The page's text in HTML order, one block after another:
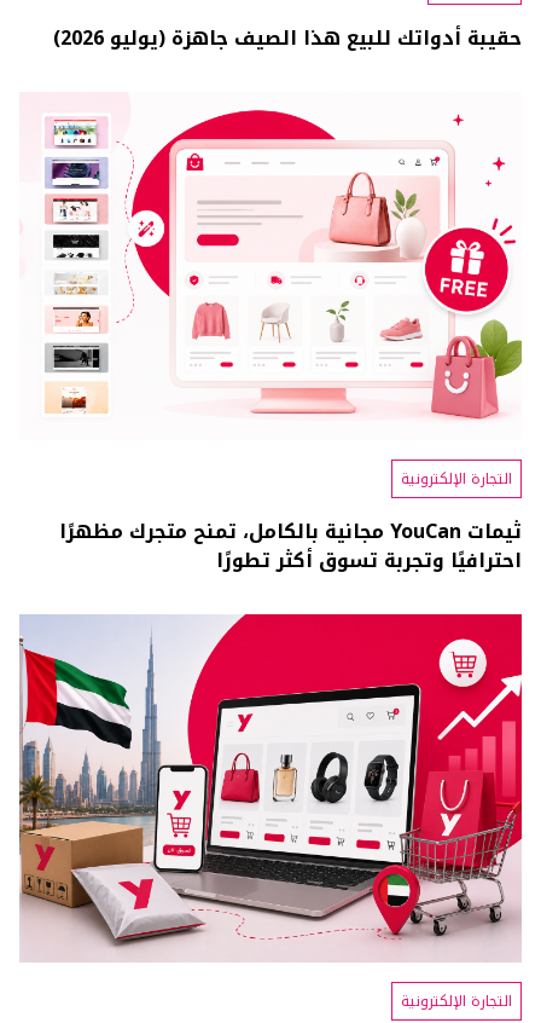
حقيبة أدواتك للبيع هذا الصيف جاهزة (يوليو 2026)
ثيمات YouCan مجانية بالكامل، تمنح متجرك مظهرًا
احترافيًا وتجربة تسوق أكثر تطورًا
التجارة الإلكترونية
التجارة الإلكترونية